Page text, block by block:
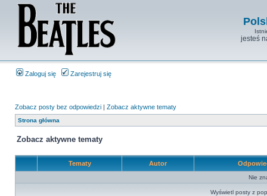
jesteś
Zaloguj się Zarejestruj się
Zobacz posty bez odpowiedzi | Zobacz aktywne tematy
Strona główna
Zobacz aktywne tematy
Tematy Autor
Nie
Wyświetl posty z